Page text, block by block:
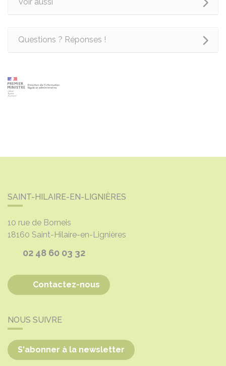
Questions ? Réponses !
SAINT-HILAIRE-EN-LIGNIÈRES
10 rue de Borneis
18160 Saint-Hilaire-en-Lignières
02 48 60 03 32
Contactez-nous
NOUS SUIVRE
S'abonner à la newsletter